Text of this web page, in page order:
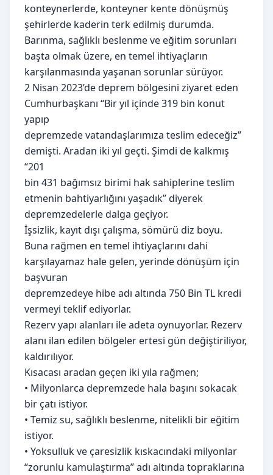
konteynerlerde, konteyner kente dönüşmüş
şehirlerde kaderin terk edilmiş durumda.
Barınma, sağlıklı beslenme ve eğitim sorunları
başta olmak üzere, en temel ihtiyaçların
karşılanmasında yaşanan sorunlar sürüyor.
2 Nisan 2023’de deprem bölgesini ziyaret eden
Cumhurbaşkanı “Bir yıl içinde 319 bin konut
yapıp
depremzede vatandaşlarımıza teslim edeceğiz”
demişti. Aradan iki yıl geçti. Şimdi de kalkmış
“201
bin 431 bağımsız birimi hak sahiplerine teslim
etmenin bahtiyarlığını yaşadık” diyerek
depremzedelerle dalga geçiyor.
İşsizlik, kayıt dışı çalışma, sömürü diz boyu.
Buna rağmen en temel ihtiyaçlarını dahi
karşılayamaz hale gelen, yerinde dönüşüm için
başvuran
depremzedeye hibe adı altında 750 Bin TL kredi
vermeyi teklif ediyorlar.
Rezerv yapı alanları ile adeta oynuyorlar. Rezerv
alanı ilan edilen bölgeler ertesi gün değiştiriliyor,
kaldırılıyor.
Kısacası aradan geçen iki yıla rağmen;
• Milyonlarca depremzede hala başını sokacak
bir çatı istiyor.
• Temiz su, sağlıklı beslenme, nitelikli bir eğitim
istiyor.
• Yoksulluk ve çaresizlik kıskacındaki milyonlar
“zorunlu kamulaştırma” adı altında topraklarına